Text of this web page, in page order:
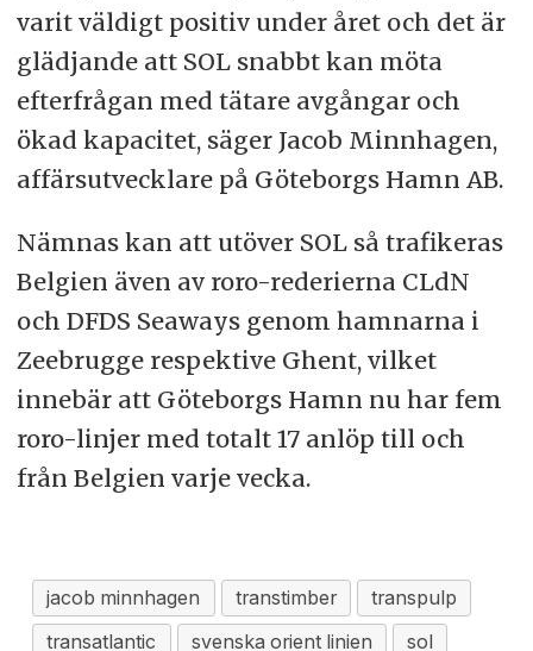
varit väldigt positiv under året och det är
glädjande att SOL snabbt kan möta
efterfrågan med tätare avgångar och
ökad kapacitet, säger Jacob Minnhagen,
affärsutvecklare på Göteborgs Hamn AB.
Nämnas kan att utöver SOL så trafikeras
Belgien även av roro-rederierna CLdN
och DFDS Seaways genom hamnarna i
Zeebrugge respektive Ghent, vilket
innebär att Göteborgs Hamn nu har fem
roro-linjer med totalt 17 anlöp till och
från Belgien varje vecka.
jacob minnhagen transtimber
transpulp
transatlantic
svenska orient linien sol